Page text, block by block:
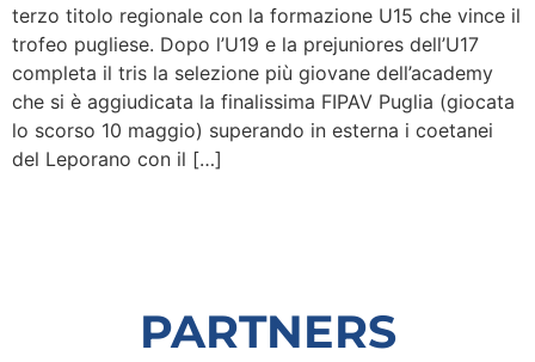
terzo titolo regionale con la formazione U15 che vince il
trofeo pugliese. Dopo l’U19 e la prejuniores dell’U17
completa il tris la selezione più giovane dell’academy
che si è aggiudicata la finalissima FIPAV Puglia (giocata
lo scorso 10 maggio) superando in esterna i coetanei
del Leporano con il […]
PARTNERS